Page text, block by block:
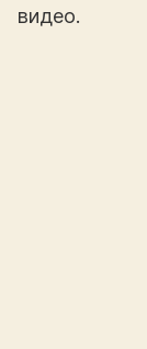
видео.